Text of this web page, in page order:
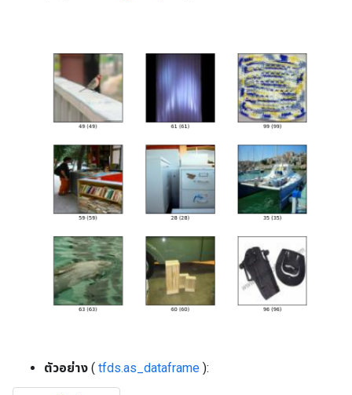
ตัวอย่าง ( tfds.as_dataframe ):